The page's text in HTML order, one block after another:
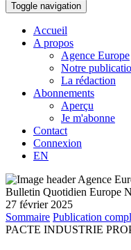
Toggle navigation
Accueil
A propos
Agence Europe
Notre
La rédaction
Abonnements
Aperçu
Je m'abonne
Contact
Connexion
EN
Bulletin Quotidien Europe
27 février 2025
Sommaire Publication
PACTE INDUSTRIE